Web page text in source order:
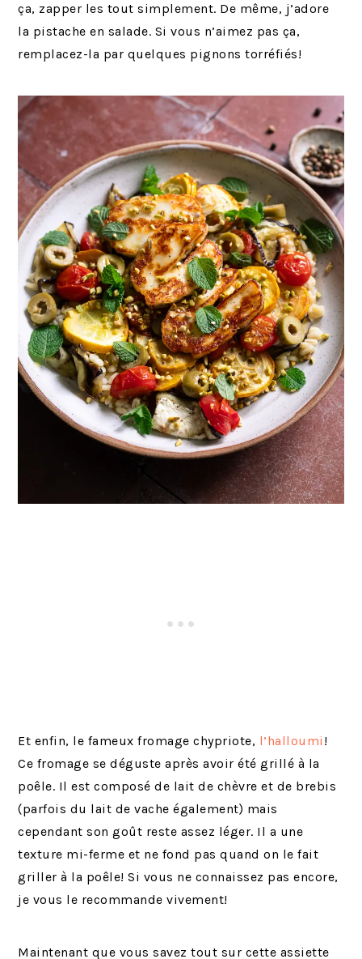
ça, zapper les tout simplement. De même, j’adore
la pistache en salade. Si vous n’aimez pas ça,
remplacez-la par quelques pignons torréfiés!
Et enfin, le fameux fromage chypriote, l’halloumi !
Ce fromage se déguste après avoir été grillé à la
poêle. Il est composé de lait de chèvre et de brebis
(parfois du lait de vache également) mais
cependant son goût reste assez léger. Il a une
texture mi-ferme et ne fond pas quand on le fait
griller à la poêle! Si vous ne connaissez pas encore,
je vous le recommande vivement!
Maintenant que vous savez tout sur cette assiette